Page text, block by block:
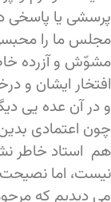
پرسشی یا پاسخی
مجلس ما را
مشوّش و آزرده
افتخار ایشان و
و در آن عده یی
چون اعتمادی
هم استاد خاطر
نیست، اما
می دیدیم که مرحوم